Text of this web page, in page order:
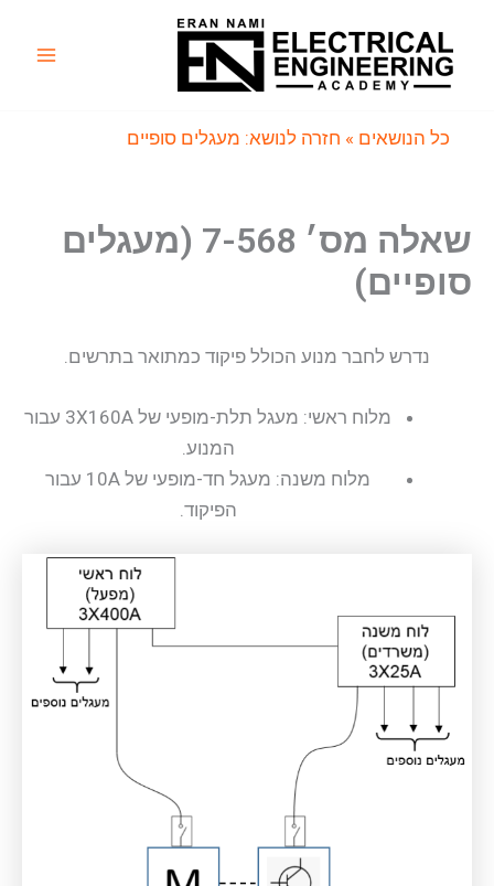
כל הנושאים » חזרה לנושא: מעגלים סופיים
שאלה מס׳ 7-568 (מעגלים
סופיים)
נדרש לחבר מנוע הכולל פיקוד כמתואר בתרשים.
מלוח ראשי: מעגל תלת-מופעי של 3X160A עבור
המנוע.
מלוח משנה: מעגל חד-מופעי של 10A עבור
הפיקוד.